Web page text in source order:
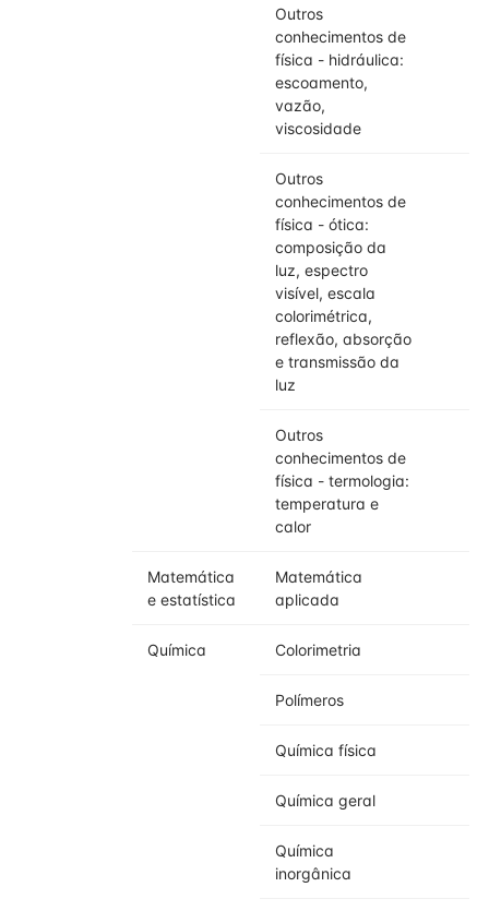
Outros
conhecimentos de
física - hidráulica:
escoamento,
vazão,
viscosidade
Outros
conhecimentos de
física - ótica:
composição da
luz, espectro
visível, escala
colorimétrica,
reflexão, absorção
e transmissão da
luz
Outros
conhecimentos de
física - termologia:
temperatura e
calor
Matemática
e estatística
Matemática
aplicada
Química Colorimetria
Polímeros
Química física
Química geral
Química
inorgânica